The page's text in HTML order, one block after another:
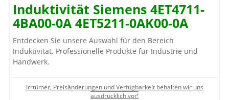
Induktivität Siemens 4ET4711-
4BA00-0A 4ET5211-0AK00-0A
Entdecken Sie unsere Auswahl für den Bereich
Induktivität. Professionelle Produkte für Industrie und
Handwerk.
Irrtümer, Preisänderungen und Verfügbarkeit behalten wir uns
ausdrücklich vor!